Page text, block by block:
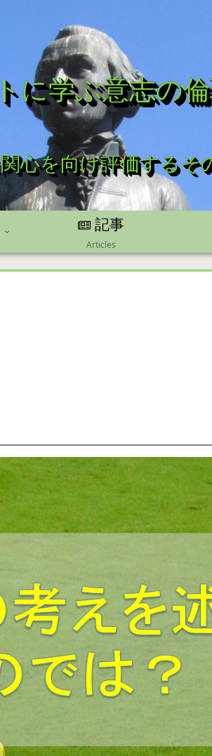
に学ぶ意志の
心を向け評価するそ
記事
Articles